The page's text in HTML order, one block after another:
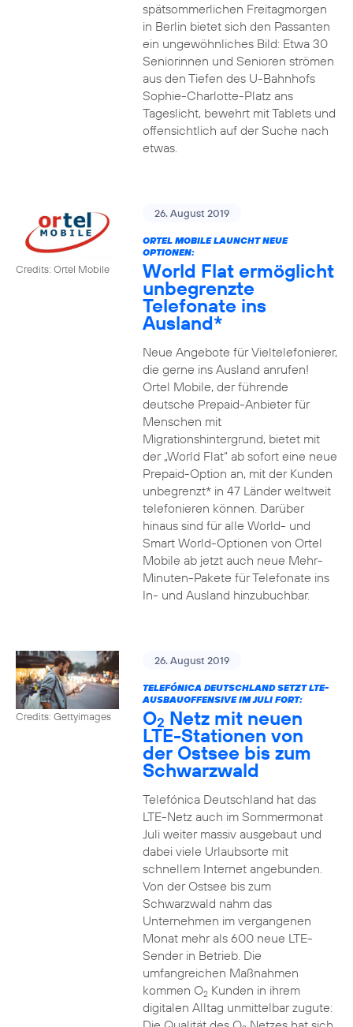
spätsommerlichen Freitagmorgen
in Berlin bietet sich den Passanten
ein ungewöhnliches Bild: Etwa 30
Seniorinnen und Senioren strömen
aus den Tiefen des U-Bahnhofs
Sophie-Charlotte-Platz ans
Tageslicht, bewehrt mit Tablets und
offensichtlich auf der Suche nach
etwas.
Credits: Ortel Mobile
26. August 2019
ORTEL MOBILE LAUNCHT NEUE
OPTIONEN:
World Flat ermöglicht
unbegrenzte
Telefonate ins
Ausland*
Neue Angebote für Vieltelefonierer,
die gerne ins Ausland anrufen!
Ortel Mobile, der führende
deutsche Prepaid-Anbieter für
Menschen mit
Migrationshintergrund, bietet mit
der „World Flat“ ab sofort eine neue
Prepaid-Option an, mit der Kunden
unbegrenzt* in 47 Länder weltweit
telefonieren können. Darüber
hinaus sind für alle World- und
Smart World-Optionen von Ortel
Mobile ab jetzt auch neue Mehr-
Minuten-Pakete für Telefonate ins
In- und Ausland hinzubuchbar.
Credits: Gettyimages
26. August 2019
TELEFÓNICA DEUTSCHLAND SETZT LTE-
AUSBAUOFFENSIVE IM JULI FORT:
O2 Netz mit neuen
LTE-Stationen von
der Ostsee bis zum
Schwarzwald
Telefónica Deutschland hat das
LTE-Netz auch im Sommermonat
Juli weiter massiv ausgebaut und
dabei viele Urlaubsorte mit
schnellem Internet angebunden.
Von der Ostsee bis zum
Schwarzwald nahm das
Unternehmen im vergangenen
Monat mehr als 600 neue LTE-
Sender in Betrieb. Die
umfangreichen Maßnahmen
kommen O2Kunden in ihrem
digitalen Alltag unmittelbar zugute: